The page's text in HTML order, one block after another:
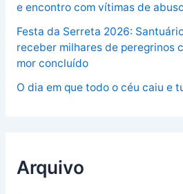
e encontro com vítimas de
Festa da Serreta 2026:
receber milhares de peregrinos
mor concluído
O dia em que todo o céu caiu e
Arquivo